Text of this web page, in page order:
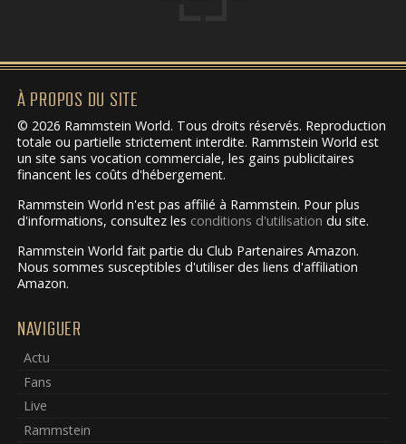
À PROPOS DU SITE
© 2026 Rammstein World. Tous droits réservés. Reproduction
totale ou partielle strictement interdite. Rammstein World est
un site sans vocation commerciale, les gains publicitaires
financent les coûts d'hébergement.
Rammstein World n'est pas affilié à Rammstein. Pour plus
d'informations, consultez les conditions d'utilisation du site.
Rammstein World fait partie du Club Partenaires Amazon.
Nous sommes susceptibles d'utiliser des liens d'affiliation
Amazon.
NAVIGUER
Actu
Fans
Live
Rammstein